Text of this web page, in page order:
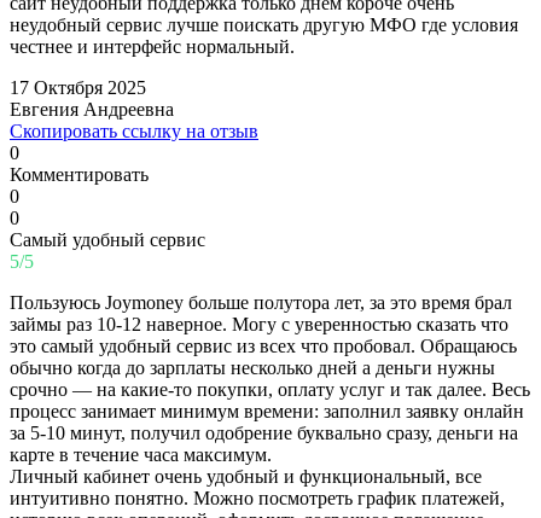
неудобный сервис лучше поискать другую МФО где условия
честнее и интерфейс нормальный.
17 Октября 2025
Евгения Андреевна
Скопировать ссылку на отзыв
0
Комментировать
0
0
Самый удобный сервис
5/5
Пользуюсь Joymoney больше полутора лет, за это время брал
займы раз 10-12 наверное. Могу с уверенностью сказать что
это самый удобный сервис из всех что пробовал. Обращаюсь
обычно когда до зарплаты несколько дней а деньги нужны
срочно — на какие-то покупки, оплату услуг и так далее. Весь
процесс занимает минимум времени: заполнил заявку онлайн
за 5-10 минут, получил одобрение буквально сразу, деньги на
карте в течение часа максимум.
Личный кабинет очень удобный и функциональный, все
интуитивно понятно. Можно посмотреть график платежей,